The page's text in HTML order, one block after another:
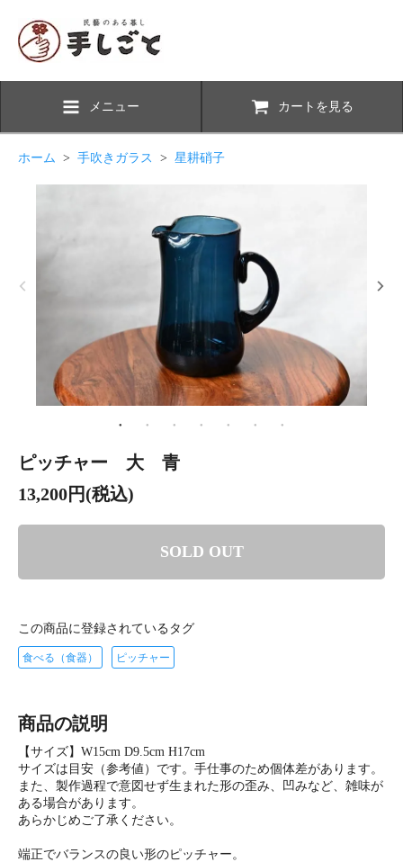
メニュー カートを見る
ホーム > 手吹きガラス > 星耕硝子
ピッチャー 大 青
13,200円(税込)
SOLD OUT
この商品に登録されているタグ
食べる（食器） ピッチャー
商品の説明
【サイズ】W15cm D9.5cm H17cm
サイズは目安（参考値）です。手仕事のため個体差があります。
また、製作過程で意図せず生まれた形の歪み、凹みなど、雑味が
ある場合があります。
あらかじめご了承ください。
端正でバランスの良い形のピッチャー。